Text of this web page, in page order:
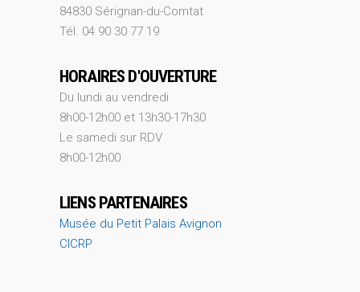
84830 Sérignan-du-Comtat
Tél. 04 90 30 77 19
HORAIRES D'OUVERTURE
Du lundi au vendredi
8h00-12h00 et 13h30-17h30
Le samedi sur RDV
8h00-12h00
LIENS PARTENAIRES
Musée du Petit Palais Avignon
CICRP